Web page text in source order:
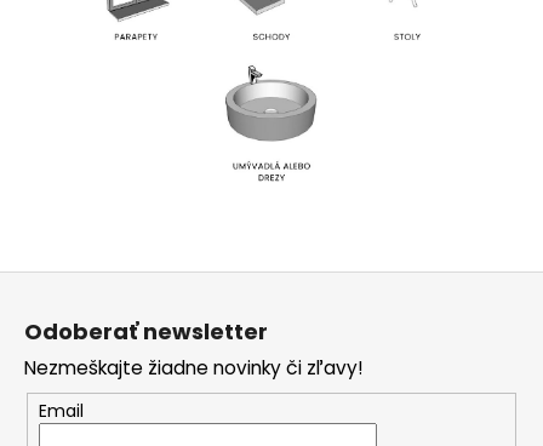
Z
Odoberať newsletter
Nezmeškajte žiadne novinky či zľavy!
Email